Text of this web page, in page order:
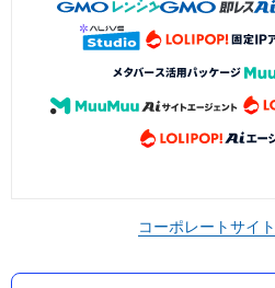
コーポレートサイト